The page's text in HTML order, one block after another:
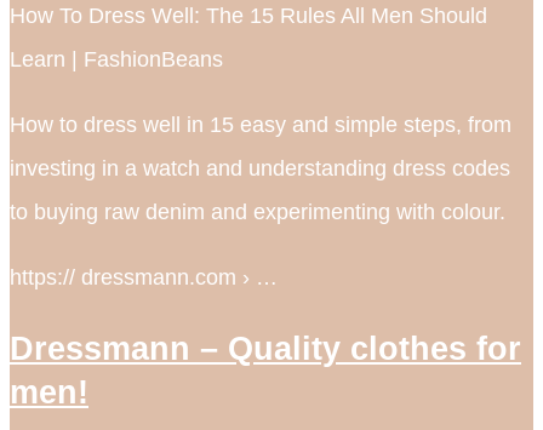
How To Dress Well: The 15 Rules All Men Should
Learn | FashionBeans
How to dress well in 15 easy and simple steps, from
investing in a watch and understanding dress codes
to buying raw denim and experimenting with colour.
https:// dressmann.com › …
Dressmann – Quality clothes for
men!